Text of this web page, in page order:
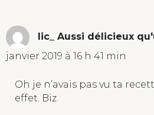
lic_ Aussi délicieux
janvier 2019 à 16 h 41 min
Oh je n’avais pas vu ta
effet. Biz.